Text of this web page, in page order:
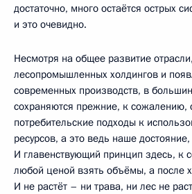
достаточно, много остаётся острых
и это очевидно.
Несмотря на общее развитие
лесопромышленных холдингов и
современных производств, в
сохраняются прежние, к сожалению,
потребительские подходы к
ресурсов, а это ведь наше
И главенствующий принцип здесь, к
любой ценой взять объёмы, а после
И не растёт – ни трава, ни лес не